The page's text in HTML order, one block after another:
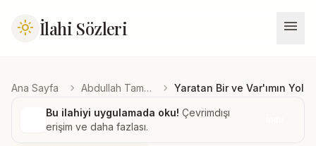
light_mode İlahi Sözleri menu
Ana Sayfa chevron_right Abdullah Tamamlar chevron_right Yaratan Bir ve Var'ımın
Bu ilahiyi uygulamada oku! Çevrimdışı
erişim ve daha fazlası.